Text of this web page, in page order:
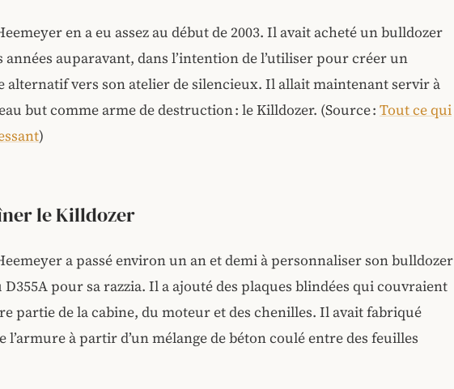
en a eu assez au début de 2003. Il avait acheté un bulldozer
années auparavant, dans l’intention de l’utiliser pour créer un
alternatif vers son atelier de silencieux. Il allait maintenant servir à
but comme arme de destruction : le Killdozer. (Source : Tout ce qui
)
le Killdozer
a passé environ un an et demi à personnaliser son bulldozer
D355A pour sa razzia. Il a ajouté des plaques blindées qui couvraient
partie de la cabine, du moteur et des chenilles. Il avait fabriqué
l’armure à partir d’un mélange de béton coulé entre des feuilles